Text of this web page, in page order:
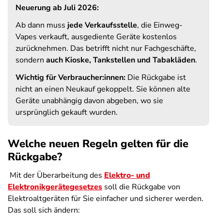
Neuerung ab Juli 2026:
Ab dann muss jede Verkaufsstelle, die Einweg-
Vapes verkauft, ausgediente Geräte kostenlos
zurücknehmen. Das betrifft nicht nur Fachgeschäfte,
sondern auch Kioske, Tankstellen und Tabakläden.
Wichtig für Verbraucher:innen: Die Rückgabe ist
nicht an einen Neukauf gekoppelt. Sie können alte
Geräte unabhängig davon abgeben, wo sie
ursprünglich gekauft wurden.
Welche neuen Regeln gelten für die
Rückgabe?
Mit der Überarbeitung des Elektro- und
Elektronikgerätegesetzes soll die Rückgabe von
Elektroaltgeräten für Sie einfacher und sicherer werden.
Das soll sich ändern: